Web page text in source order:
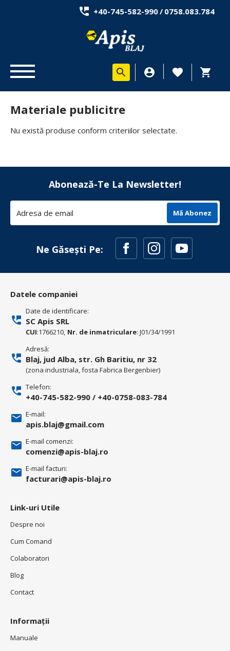
+40-745-582-990/ 0758.083.784
Materiale publicitre
Nu există produse conform criteriilor selectate.
Abonează-Te La Newsletter!
Mă Abonez
Ne Găsești Pe:
Datele companiei
Date de identificare:
SC Apis SRL
CUI:1766210, Nr. de inmatriculare: J01/34/1991
Adresă:
Blaj, jud Alba, str. Gh Baritiu, nr 32
(zona industriala, fosta Fabrica Bergenbier)
Telefon:
+40-745-582-990 / +40-0758-083-784
E-mail:
apis.blaj@gmail.com
E-mail comenzi:
comenzi@apis-blaj.ro
E-mail facturi:
facturari@apis-blaj.ro
Link-uri Utile
Despre noi
Cum Comand
Colaboratori
Blog
Contact
Informații
Manuale